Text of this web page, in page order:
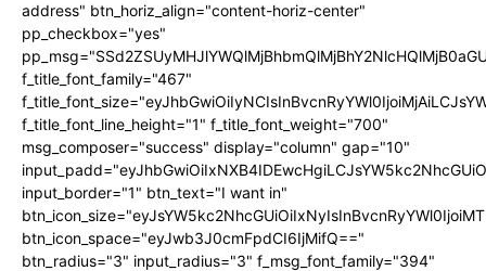
address" btn_horiz_align="content-horiz-center"
pp_checkbox="yes"
f_title_font_family="467"
f_title_font_line_height="1" f_title_font_weight="700"
msg_composer="success" display="column" gap="10"
input_border="1" btn_text="I want in"
btn_icon_space="eyJwb3J0cmFpdCI6IjMifQ=="
btn_radius="3" input_radius="3" f_msg_font_family="394"